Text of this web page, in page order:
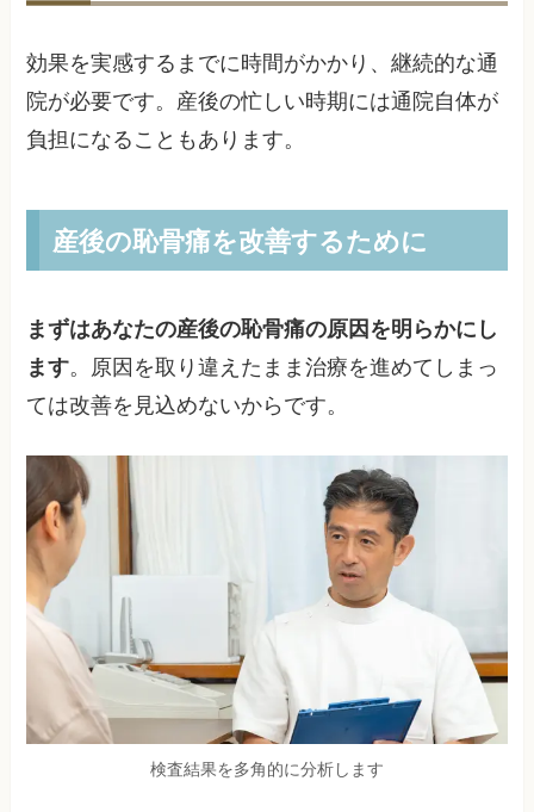
効果を実感するまでに時間がかかり、継続的な通
院が必要です。産後の忙しい時期には通院自体が
負担になることもあります。
産後の恥骨痛を改善するために
まずはあなたの産後の恥骨痛の原因を明らかにし
ます。原因を取り違えたまま治療を進めてしまっ
ては改善を見込めないからです。
検査結果を多角的に分析します